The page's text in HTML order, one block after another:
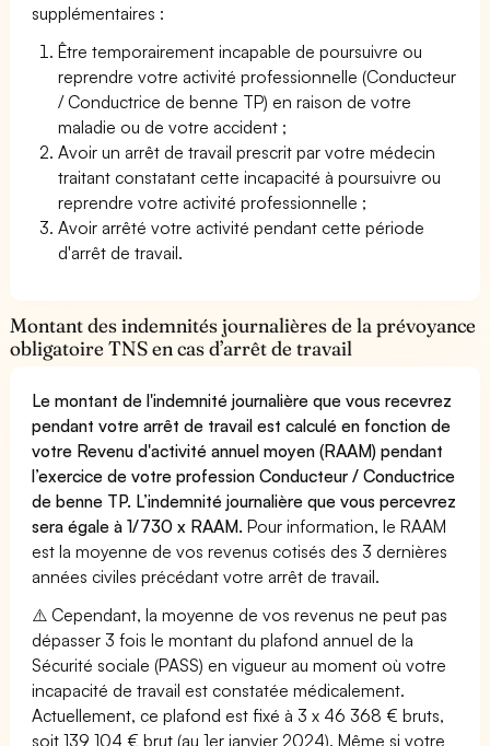
supplémentaires :
Être temporairement incapable de poursuivre ou
reprendre votre activité professionnelle (Conducteur
/ Conductrice de benne TP) en raison de votre
maladie ou de votre accident ;
Avoir un arrêt de travail prescrit par votre médecin
traitant constatant cette incapacité à poursuivre ou
reprendre votre activité professionnelle ;
Avoir arrêté votre activité pendant cette période
d'arrêt de travail.
Montant des indemnités journalières de la prévoyance
obligatoire TNS en cas d’arrêt de travail
Le montant de l'indemnité journalière que vous recevrez
pendant votre arrêt de travail est calculé en fonction de
votre Revenu d'activité annuel moyen (RAAM) pendant
l’exercice de votre profession Conducteur / Conductrice
de benne TP. L’indemnité journalière que vous percevrez
sera égale à 1/730 x RAAM. Pour information, le RAAM
est la moyenne de vos revenus cotisés des 3 dernières
années civiles précédant votre arrêt de travail.
⚠️ Cependant, la moyenne de vos revenus ne peut pas
dépasser 3 fois le montant du plafond annuel de la
Sécurité sociale (PASS) en vigueur au moment où votre
incapacité de travail est constatée médicalement.
Actuellement, ce plafond est fixé à 3 x 46 368 € bruts,
soit 139 104 € brut (au 1er janvier 2024). Même si votre